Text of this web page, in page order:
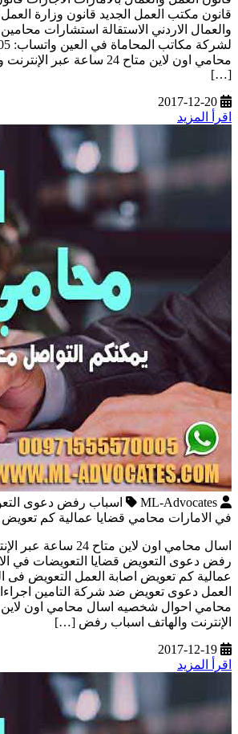
قانون مكتب العمل الجديد قانون وزارة العمل
والعمال الاردني الاستقالة استشارات
محامي اون لاين متاح 24 ساعة
[…]
2017-12-20
اقرأ المزيد
ML-Advocates
اسباب رفض دعوى
في الامارات محامي قضايا عمالية كم تعويض
اسال محامي اون لاين
رفض دعوى التعويض قضايا التعويضات في
عمالية كم تعويض اصابة العمل التعويض فى
العمل دعوى تعويض ضد شركة التامين
الإنترنت والهاتف اسباب رفض […]
2017-12-19
اقرأ المزيد